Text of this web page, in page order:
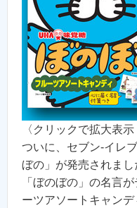
〈クリックで拡大表示
ついに、セブン-イレ
ぼの」が発売されまし
「ぼのぼの」の名言
ーツアソートキャンデ